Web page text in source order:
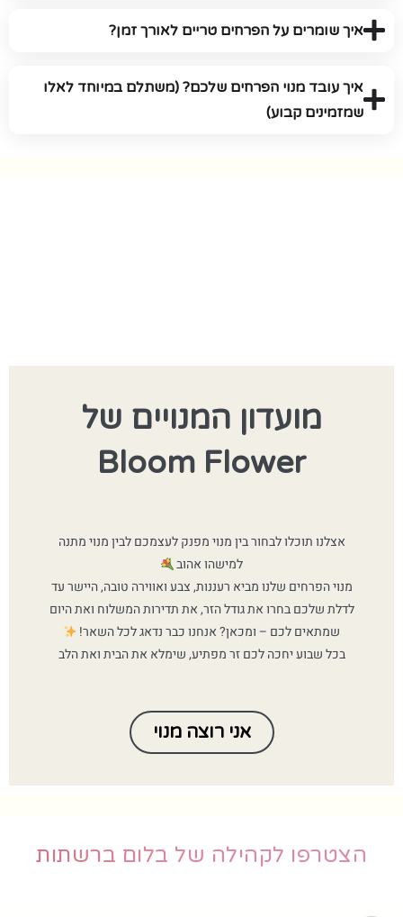
איך שומרים על הפרחים טריים לאורך זמן?
איך עובד מנוי הפרחים שלכם? (משתלם במיוחד לאלו
שמזמינים קבוע)
מועדון המנויים של
Bloom Flower
אצלנו תוכלו לבחור בין מנוי מפנק לעצמכם לבין מנוי מתנה
למישהו אהוב
מנוי הפרחים שלנו מביא רעננות, צבע ואווירה טובה, היישר עד
לדלת שלכם בחרו את גודל הזר, את תדירות המשלוח ואת היום
שמתאים לכם – ומכאן? אנחנו כבר נדאג לכל השאר!
בכל שבוע יחכה לכם זר מפתיע, שימלא את הבית ואת הלב
אני רוצה מנוי
הצטרפו לקהילה של בלום ברשתות